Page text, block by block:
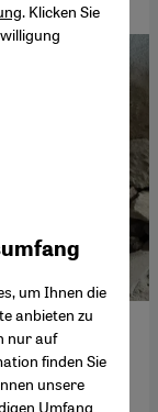
ihrer Mutter
(Foto: Privat)
um Ihnen die
anbieten zu
nur auf
finden Sie
unsere
Umfang
. Klicken Sie
Maps Embed,